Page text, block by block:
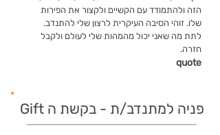
הזה ולהתמודד עם הקשיים ולקצור את הפירות
שלו. זוהי הסיבה העיקרית לרצון שלי להתנדב.
לתת מה שאני יכול מהמהות שלי לעולם ולקבל
חזרה.
quote
פניה למתנדב/ת - בקשת ה Gift